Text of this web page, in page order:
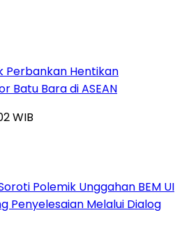
Perbankan Hentikan
Batu Bara di ASEAN
WIB
Polemik Unggahan BEM UI
Penyelesaian Melalui Dialog